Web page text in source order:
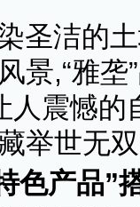
洁的土
景,“雅
人震憾
举世无
色产品”